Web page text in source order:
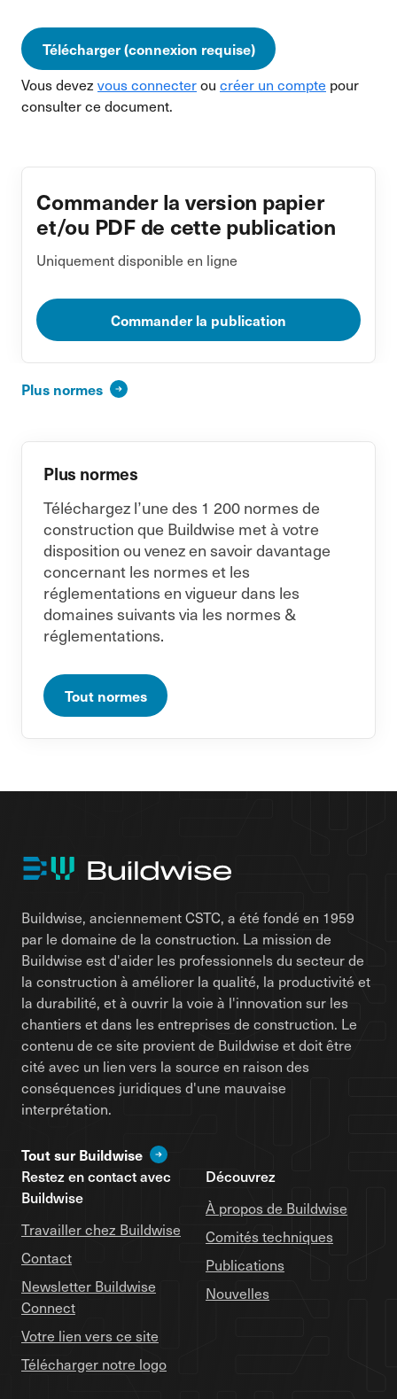
Télécharger (connexion requise)
Vous devez vous connecterou créer un compte pour
consulter ce document.
Commander la version papier
et/ou PDF de cette publication
Uniquement disponible en ligne
Commander la publication
Plus normes
Plus normes
Téléchargez l’une des 1 200 normes de
construction que Buildwise met à votre
disposition ou venez en savoir davantage
concernant les normes et les
réglementations en vigueur dans les
domaines suivants via les normes &
réglementations.
Tout normes
Buildwise, anciennement CSTC, a été fondé en 1959
par le domaine de la construction. La mission de
Buildwise est d'aider les professionnels du secteur de
la construction à améliorer la qualité, la productivité et
la durabilité, et à ouvrir la voie à l'innovation sur les
chantiers et dans les entreprises de construction. Le
contenu de ce site provient de Buildwise et doit être
cité avec un lien vers la source en raison des
conséquences juridiques d'une mauvaise
interprétation.
Tout sur Buildwise
Restez en contact avec
Buildwise
Travailler chez Buildwise
Contact
Newsletter Buildwise
Connect
Votre lien vers ce site
Télécharger notre logo
Découvrez
À propos de Buildwise
Comités techniques
Publications
Nouvelles